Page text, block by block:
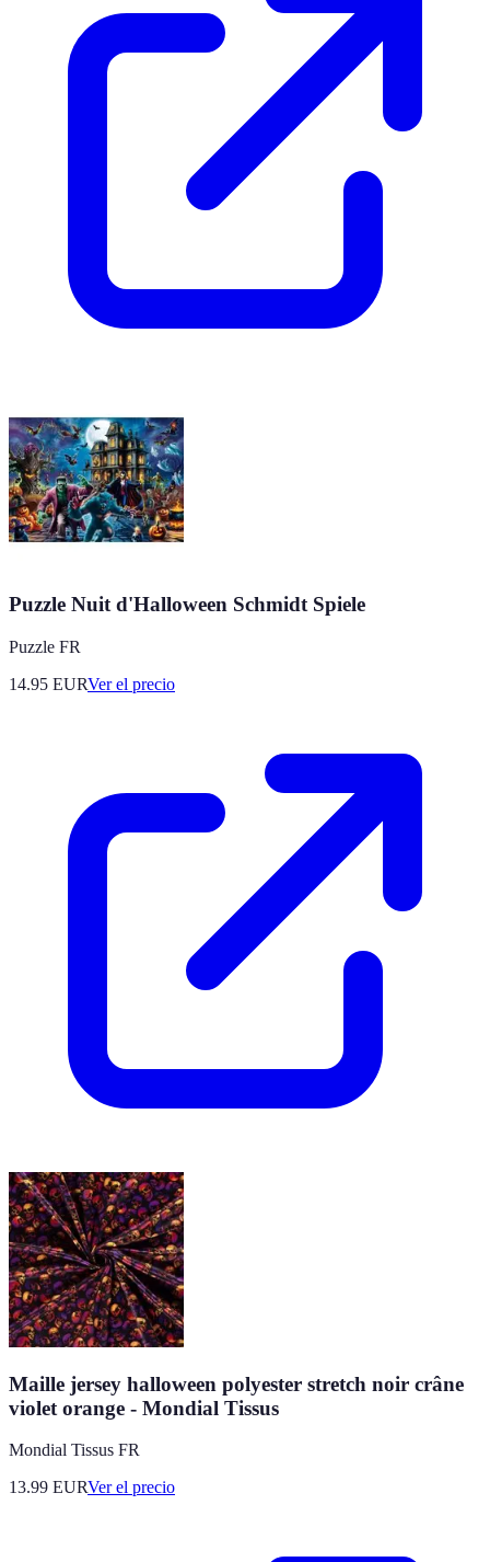
Puzzle Nuit d'Halloween Schmidt Spiele
Puzzle FR
14.95 EURVer el precio
Maille jersey halloween polyester stretch noir crâne
violet orange - Mondial Tissus
Mondial Tissus FR
13.99 EURVer el precio